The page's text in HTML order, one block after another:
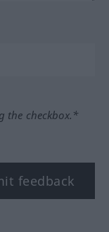
the checkbox.*
feedback